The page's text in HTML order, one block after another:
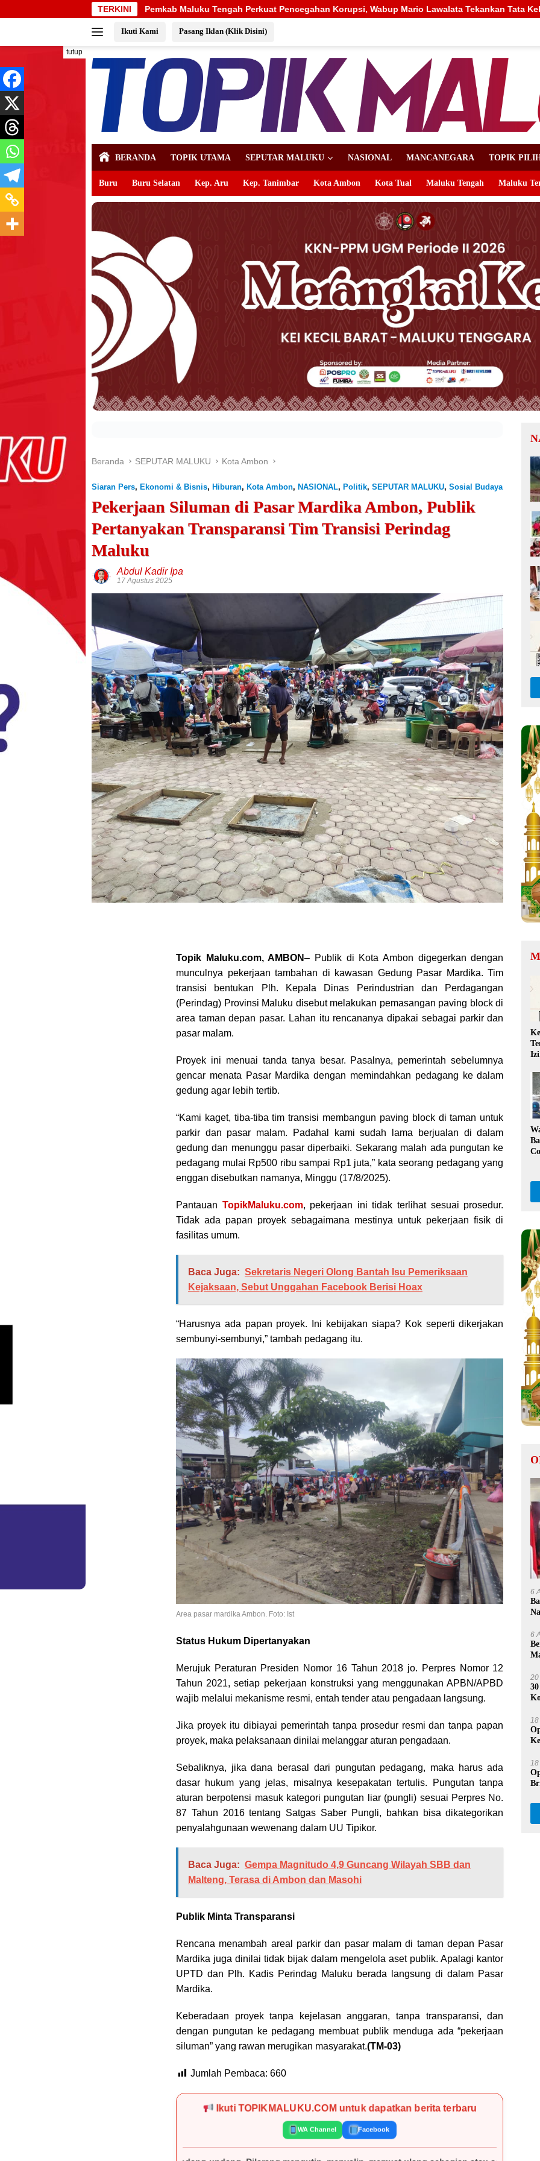
ke
TERKINI
Pemkab Maluku Tengah Perkuat Pencegahan Korupsi, Wabup Mario Lawalata Tekankan Tata Kelola Bersih
Ikuti Kami Pasang Iklan (Klik Disini)
tutup
BERANDA TOPIK UTAMA SEPUTAR MALUKU NASIONAL MANCANEGARA TOPIK
Buru Buru Selatan Kep. Aru Kep. Tanimbar Kota Ambon Kota Tual Maluku Tengah Maluku
Beranda SEPUTAR MALUKU Kota Ambon
Siaran Pers, Ekonomi & Bisnis, Hiburan, Kota Ambon, NASIONAL, Politik, SEPUTAR MALUKU, Sosial Budaya
Pekerjaan Siluman di Pasar Mardika Ambon, Publik
Pertanyakan Transparansi Tim Transisi Perindag
Maluku
Abdul Kadir Ipa
17 Agustus 2025
Topik Maluku.com, AMBON– Publik di Kota Ambon digegerkan dengan
munculnya pekerjaan tambahan di kawasan Gedung Pasar Mardika. Tim
transisi bentukan Plh. Kepala Dinas Perindustrian dan Perdagangan
(Perindag) Provinsi Maluku disebut melakukan pemasangan paving block di
area taman depan pasar. Lahan itu rencananya dipakai sebagai parkir dan
pasar malam.
Proyek ini menuai tanda tanya besar. Pasalnya, pemerintah sebelumnya
gencar menata Pasar Mardika dengan memindahkan pedagang ke dalam
gedung agar lebih tertib.
“Kami kaget, tiba-tiba tim transisi membangun paving block di taman untuk
parkir dan pasar malam. Padahal kami sudah lama berjualan di dalam
gedung dan menunggu pasar diperbaiki. Sekarang malah ada pungutan ke
pedagang mulai Rp500 ribu sampai Rp1 juta,” kata seorang pedagang yang
enggan disebutkan namanya, Minggu (17/8/2025).
Pantauan TopikMaluku.com, pekerjaan ini tidak terlihat sesuai prosedur.
Tidak ada papan proyek sebagaimana mestinya untuk pekerjaan fisik di
fasilitas umum.
Baca Juga: Sekretaris Negeri Olong Bantah Isu Pemeriksaan
Kejaksaan, Sebut Unggahan Facebook Berisi Hoax
“Harusnya ada papan proyek. Ini kebijakan siapa? Kok seperti dikerjakan
sembunyi-sembunyi,” tambah pedagang itu.
Area pasar mardika Ambon. Foto: Ist
Status Hukum Dipertanyakan
Merujuk Peraturan Presiden Nomor 16 Tahun 2018 jo. Perpres Nomor 12
Tahun 2021, setiap pekerjaan konstruksi yang menggunakan APBN/APBD
wajib melalui mekanisme resmi, entah tender atau pengadaan langsung.
Jika proyek itu dibiayai pemerintah tanpa prosedur resmi dan tanpa papan
proyek, maka pelaksanaan dinilai melanggar aturan pengadaan.
Sebaliknya, jika dana berasal dari pungutan pedagang, maka harus ada
dasar hukum yang jelas, misalnya kesepakatan tertulis. Pungutan tanpa
aturan berpotensi masuk kategori pungutan liar (pungli) sesuai Perpres No.
87 Tahun 2016 tentang Satgas Saber Pungli, bahkan bisa dikategorikan
penyalahgunaan wewenang dalam UU Tipikor.
Baca Juga: Gempa Magnitudo 4,9 Guncang Wilayah SBB dan
Malteng, Terasa di Ambon dan Masohi
Publik Minta Transparansi
Rencana menambah areal parkir dan pasar malam di taman depan Pasar
Mardika juga dinilai tidak bijak dalam mengelola aset publik. Apalagi kantor
UPTD dan Plh. Kadis Perindag Maluku berada langsung di dalam Pasar
Mardika.
Keberadaan proyek tanpa kejelasan anggaran, tanpa transparansi, dan
dengan pungutan ke pedagang membuat publik menduga ada “pekerjaan
siluman” yang rawan merugikan masyarakat.(TM-03)
Jumlah Pembaca: 660
Ikuti TOPIKMALUKU.COM untuk dapatkan berita terbaru
WA Channel Facebook
6
6